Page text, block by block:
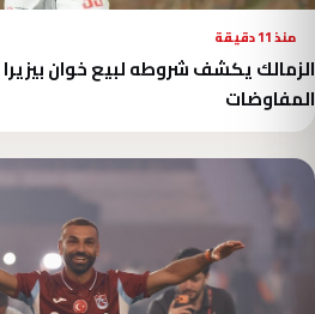
منذ 11 دقيقة
الزمالك يكشف شروطه لبيع خوان
المفاوضات